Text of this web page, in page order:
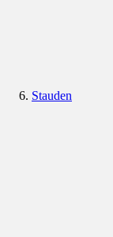
Stauden